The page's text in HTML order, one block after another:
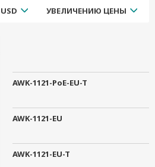
USD УВЕЛИЧЕНИЮ ЦЕНЫ
AWK-1121-PoE-EU-T
AWK-1121-EU
AWK-1121-EU-T